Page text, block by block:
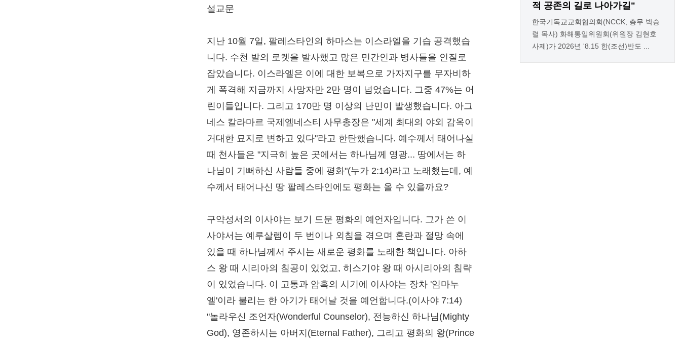
설교문
지난 10월 7일, 팔레스타인의 하마스는 이스라엘을 기습 공격했습
니다. 수천 발의 로켓을 발사했고 많은 민간인과 병사들을 인질로
잡았습니다. 이스라엘은 이에 대한 보복으로 가자지구를 무자비하
게 폭격해 지금까지 사망자만 2만 명이 넘었습니다. 그중 47%는 어
린이들입니다. 그리고 170만 명 이상의 난민이 발생했습니다. 아그
네스 칼라마르 국제엠네스티 사무총장은 "세계 최대의 야외 감옥이
거대한 묘지로 변하고 있다"라고 한탄했습니다. 예수께서 태어나실
때 천사들은 "지극히 높은 곳에서는 하나님께 영광... 땅에서는 하
나님이 기뻐하신 사람들 중에 평화"(누가 2:14)라고 노래했는데, 예
수께서 태어나신 땅 팔레스타인에도 평화는 올 수 있을까요?
구약성서의 이사야는 보기 드문 평화의 예언자입니다. 그가 쓴 이
사야서는 예루살렘이 두 번이나 외침을 겪으며 혼란과 절망 속에
있을 때 하나님께서 주시는 새로운 평화를 노래한 책입니다. 아하
스 왕 때 시리아의 침공이 있었고, 히스기야 왕 때 아시리아의 침략
이 있었습니다. 이 고통과 암흑의 시기에 이사야는 장차 '임마누
엘'이라 불리는 한 아기가 태어날 것을 예언합니다.(이사야 7:14)
"놀라우신 조언자(Wonderful Counselor), 전능하신 하나님(Mighty
God), 영존하시는 아버지(Eternal Father), 그리고 평화의 왕(Prince
적 공존의 길로 나아가길"
한국기독교교회협의회(NCCK, 총무 박승
렬 목사) 화해통일위원회(위원장 김현호
사제)가 2026년 '8.15 한(조선)반도 ...